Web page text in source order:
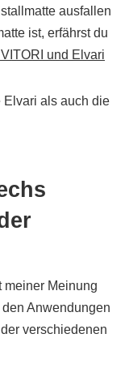
ausfallen
ist, erfährst du
und Elvari
Elvari als auch die
meiner Meinung
Anwendungen
verschiedenen